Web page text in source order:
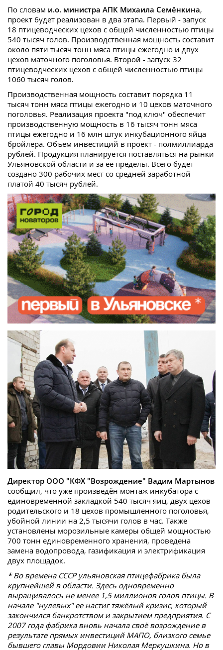
По словам и.о. министра АПК Михаила Семёнкина,
проект будет реализован в два этапа. Первый - запуск
18 птицеводческих цехов с общей численностью птицы
540 тысяч голов. Производственная мощность составит
около пяти тысяч тонн мяса птицы ежегодно и двух
цехов маточного поголовья. Второй - запуск 32
птицеводческих цехов с общей численностью птицы
1060 тысяч голов.
Производственная мощность составит порядка 11
тысяч тонн мяса птицы ежегодно и 10 цехов маточного
поголовья. Реализация проекта "под ключ" обеспечит
производственную мощность в 16 тысяч тонн мяса
птицы ежегодно и 16 млн штук инкубационного яйца
бройлера. Объем инвестиций в проект - полмиллиарда
рублей. Продукция планируется поставляться на рынки
Ульяновской области и за ее пределы. Всего будет
создано 300 рабочих мест со средней заработной
платой 40 тысяч рублей.
Директор ООО "КФХ "Возрождение" Вадим Мартынов
сообщил, что уже произведён монтаж инкубатора с
единовременной закладкой 540 тысяч яиц, двух цехов
родительского и 18 цехов промышленного поголовья,
убойной линии на 2,5 тысячи голов в час. Также
установлены морозильные камеры общей мощностью
700 тонн единовременного хранения, проведена
замена водопровода, газификация и электрификация
двух площадок.
* Во времена СССР ульяновская птицефабрика была
крупнейшей в области. Здесь одновременно
выращивалось не менее 1,5 миллионов голов птицы. В
начале "нулевых" ее настиг тяжёлый кризис, который
закончился банкротством и закрытием предприятия. С
2007 года фабрика вновь начала своё возрождение в
результате прямых инвестиций МАПО, близкого семье
бывшего главы Мордовии Николая Меркушкина. Но в